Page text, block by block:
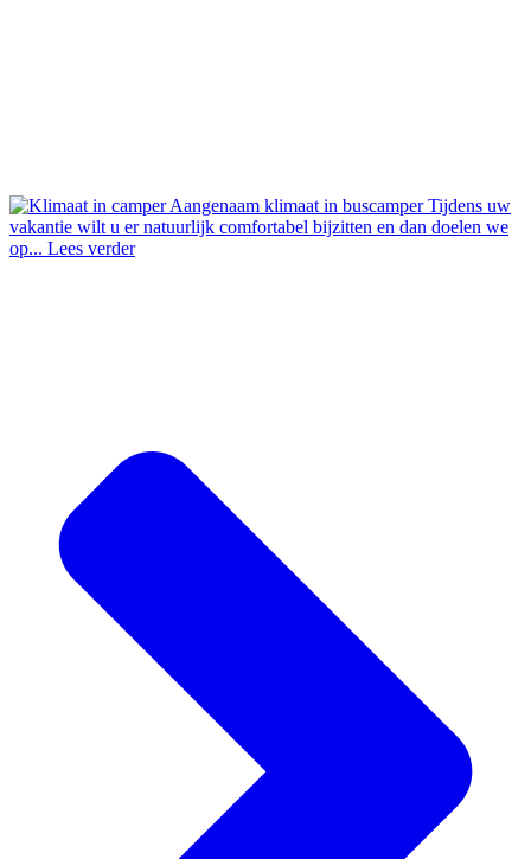
Aangenaam klimaat in buscamperTijdens uw
vakantie wilt u er natuurlijk comfortabel bijzitten en dan doelen we
op... Lees verder